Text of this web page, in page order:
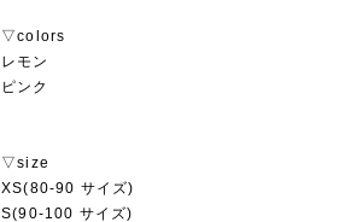
▽colors
レモン
ピンク
▽size
XS(80-90 サイズ)
S(90-100 サイズ)